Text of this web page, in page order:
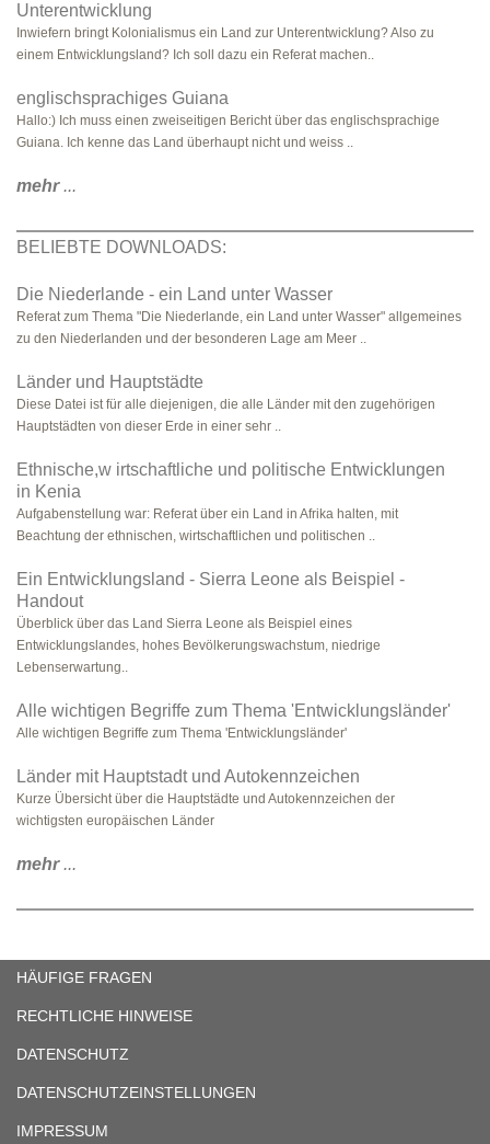
Unterentwicklung
Inwiefern bringt Kolonialismus ein Land zur Unterentwicklung? Also zu
einem Entwicklungsland? Ich soll dazu ein Referat machen..
englischsprachiges Guiana
Hallo:) Ich muss einen zweiseitigen Bericht über das englischsprachige
Guiana. Ich kenne das Land überhaupt nicht und weiss ..
mehr...
BELIEBTE DOWNLOADS:
Die Niederlande - ein Land unter Wasser
Referat zum Thema "Die Niederlande, ein Land unter Wasser" allgemeines
zu den Niederlanden und der besonderen Lage am Meer ..
Länder und Hauptstädte
Diese Datei ist für alle diejenigen, die alle Länder mit den zugehörigen
Hauptstädten von dieser Erde in einer sehr ..
Ethnische,w irtschaftliche und politische Entwicklungen
in Kenia
Aufgabenstellung war: Referat über ein Land in Afrika halten, mit
Beachtung der ethnischen, wirtschaftlichen und politischen ..
Ein Entwicklungsland - Sierra Leone als Beispiel -
Handout
Überblick über das Land Sierra Leone als Beispiel eines
Entwicklungslandes, hohes Bevölkerungswachstum, niedrige
Lebenserwartung..
Alle wichtigen Begriffe zum Thema 'Entwicklungsländer'
Alle wichtigen Begriffe zum Thema 'Entwicklungsländer'
Länder mit Hauptstadt und Autokennzeichen
Kurze Übersicht über die Hauptstädte und Autokennzeichen der
wichtigsten europäischen Länder
mehr...
HÄUFIGE FRAGEN
RECHTLICHE HINWEISE
DATENSCHUTZ
DATENSCHUTZEINSTELLUNGEN
IMPRESSUM